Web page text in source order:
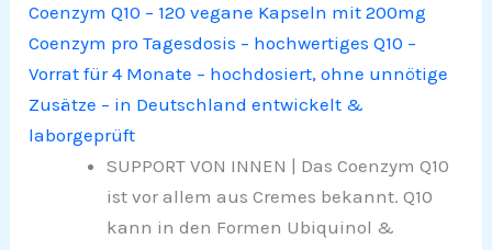
Coenzym Q10 – 120 vegane Kapseln mit 200mg
Coenzym pro Tagesdosis – hochwertiges Q10 –
Vorrat für 4 Monate – hochdosiert, ohne unnötige
Zusätze – in Deutschland entwickelt &
laborgeprüft
SUPPORT VON INNEN | Das Coenzym Q10
ist vor allem aus Cremes bekannt. Q10
kann in den Formen Ubiquinol &